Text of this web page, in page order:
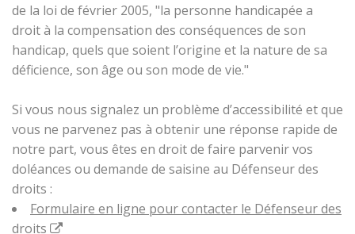
de la loi de février 2005, "la personne handicapée a
droit à la compensation des conséquences de son
handicap, quels que soient l’origine et la nature de sa
déficience, son âge ou son mode de vie."
Si vous nous signalez un problème d’accessibilité et que
vous ne parvenez pas à obtenir une réponse rapide de
notre part, vous êtes en droit de faire parvenir vos
doléances ou demande de saisine au Défenseur des
droits :
Formulaire en ligne pour contacter le Défenseur des
droits